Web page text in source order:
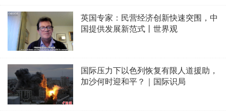
英国专家：民营经济创新快速突围，中
国提供发展新范式丨世界观
国际压力下以色列恢复有限人道援助，
加沙何时迎和平？｜国际识局